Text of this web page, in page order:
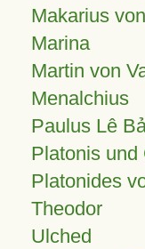
Makarius
Marina
Martin von
Menalchius
Paulus Lê
Platonis und
Platonides
Theodor
Ulched